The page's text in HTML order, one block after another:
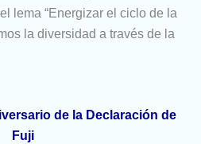
lema “Energizar el ciclo de la
la diversidad a través de la
de la Declaración de
Fuji